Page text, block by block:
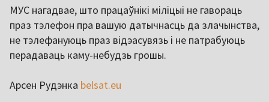
МУС нагадвае, што працаўнікі міліцыі не гавораць
праз тэлефон пра вашую датычнасць да злачынства,
не тэлефануюць праз відэасувязь і не патрабуюць
перадаваць каму-небудзь грошы.
Арсен Рудэнка belsat.eu